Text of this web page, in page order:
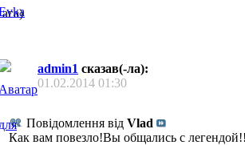
ага)
admin1 сказав(-ла):
01.02.2014 01:30
Повідомлення від Vlad
Как вам повезло!Вы общались с